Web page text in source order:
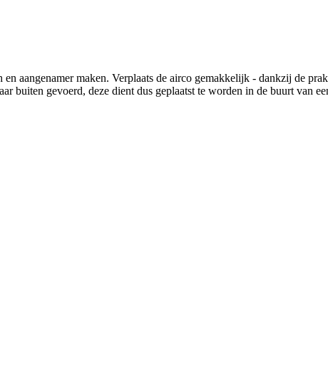
aangenamer maken. Verplaats de airco gemakkelijk - dankzij de
buiten gevoerd, deze dient dus geplaatst te worden in de buurt van